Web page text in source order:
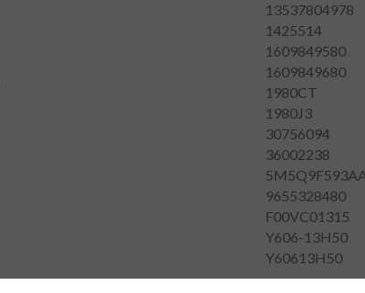
13537804978
1425514
1609849580
1609849680
1980CT
1980J3
30756094
36002238
9655328480
F00VC01315
Y606-13H50
Y60613H50